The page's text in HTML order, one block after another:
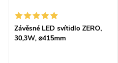
Závěsné LED svítidlo ZERO,
30,3W, ⌀415mm